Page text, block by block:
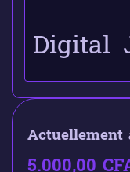
Digital
Actuellement
5.000,00